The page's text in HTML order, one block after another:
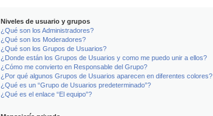
Niveles de usuario y grupos
¿Qué son los Administradores?
¿Qué son los Moderadores?
¿Qué son los Grupos de Usuarios?
¿Donde están los Grupos de Usuarios y como me puedo unir a ellos?
¿Cómo me convierto en Responsable del Grupo?
¿Por qué algunos Grupos de Usuarios aparecen en diferentes colores?
¿Qué es un “Grupo de Usuarios predeterminado”?
¿Qué es el enlace “El equipo”?